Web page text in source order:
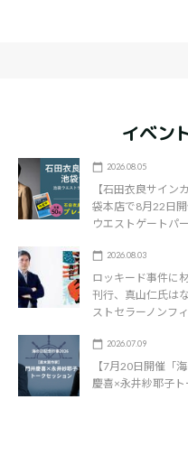
イベン
2026.08.05
【石田衣良サイ
袋本店で8月22日
ウエストゲートパ
2026.08.03
ロッキード事件に
刊行、真山仁氏は
ストセラーノンフ
2026.07.09
【7月20日開催「
慶喜×永井紗耶子